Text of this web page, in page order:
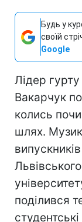
Будь у
своїй
Google
Лідер
Вакарчук
колись
шлях.
поділився